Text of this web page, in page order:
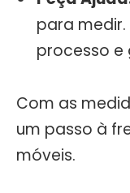
para
processo e
Com as
um passo à
móveis.